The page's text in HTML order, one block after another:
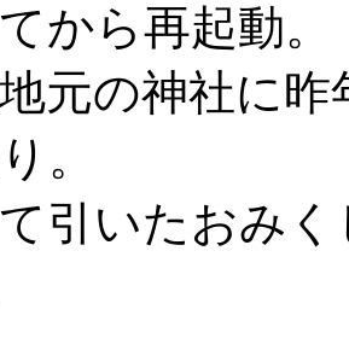
から再起動。
元の神社に
。
引いたおみ